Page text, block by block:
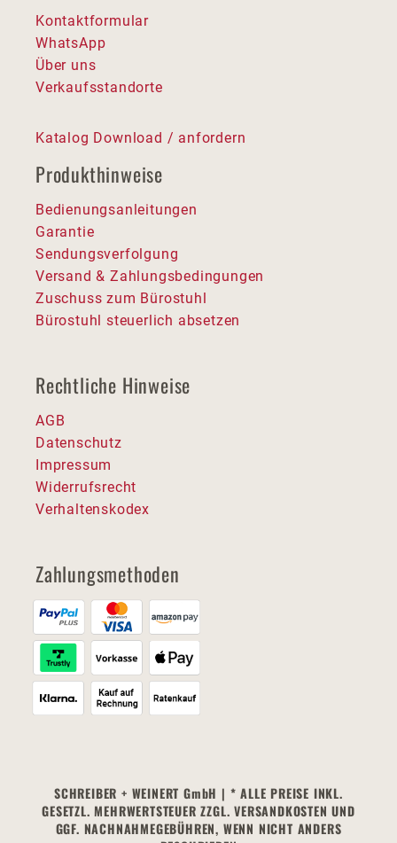
Kontaktformular
WhatsApp
Über uns
Verkaufsstandorte
Katalog Download / anfordern
Produkthinweise
Bedienungsanleitungen
Garantie
Sendungsverfolgung
Versand & Zahlungsbedingungen
Zuschuss zum Bürostuhl
Bürostuhl steuerlich absetzen
Rechtliche Hinweise
AGB
Datenschutz
Impressum
Widerrufsrecht
Verhaltenskodex
Zahlungsmethoden
SCHREIBER + WEINERT GmbH | * ALLE PREISE INKL.
GESETZL. MEHRWERTSTEUER ZZGL. VERSANDKOSTEN UND
GGF. NACHNAHMEGEBÜHREN, WENN NICHT ANDERS